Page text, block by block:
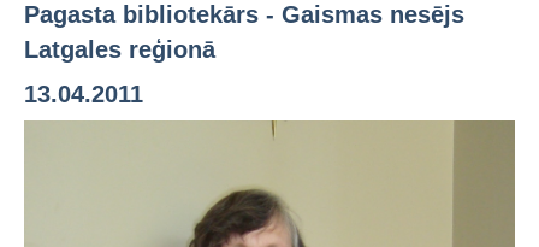
Pagasta bibliotekārs - Gaismas nesējs
Latgales reģionā
13.04.2011